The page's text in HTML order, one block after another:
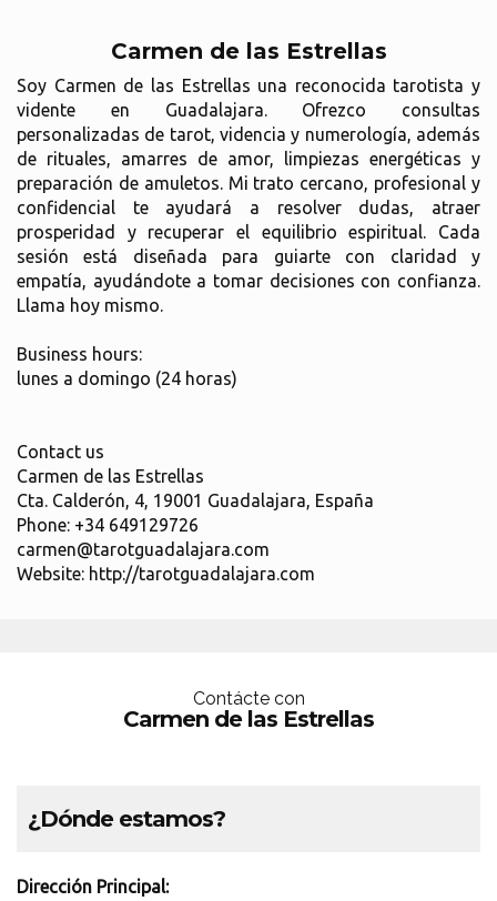
Carmen de las Estrellas
Soy Carmen de las Estrellas una reconocida tarotista y
vidente en Guadalajara. Ofrezco consultas
personalizadas de tarot, videncia y numerología, además
de rituales, amarres de amor, limpiezas energéticas y
preparación de amuletos. Mi trato cercano, profesional y
confidencial te ayudará a resolver dudas, atraer
prosperidad y recuperar el equilibrio espiritual. Cada
sesión está diseñada para guiarte con claridad y
empatía, ayudándote a tomar decisiones con confianza.
Llama hoy mismo.
Business hours:
lunes a domingo (24 horas)
Contact us
Carmen de las Estrellas
Cta. Calderón, 4, 19001 Guadalajara, España
Phone: +34 649129726
carmen@tarotguadalajara.com
Website: http://tarotguadalajara.com
Contácte con
Carmen de las Estrellas
¿Dónde estamos?
Dirección Principal: